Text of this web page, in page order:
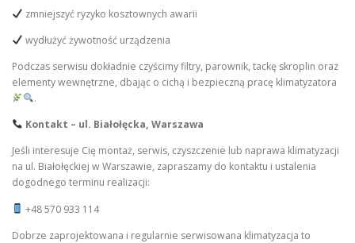
zmniejszyć ryzyko kosztownych awarii
wydłużyć żywotność urządzenia
Podczas serwisu dokładnie czyścimy filtry, parownik, tackę skroplin oraz
elementy wewnętrzne, dbając o cichą i bezpieczną pracę klimatyzatora
.
Kontakt – ul. Białołęcka, Warszawa
Jeśli interesuje Cię montaż, serwis, czyszczenie lub naprawa klimatyzacji
na ul. Białołęckiej w Warszawie, zapraszamy do kontaktu i ustalenia
dogodnego terminu realizacji:
+48 570 933 114
Dobrze zaprojektowana i regularnie serwisowana klimatyzacja to